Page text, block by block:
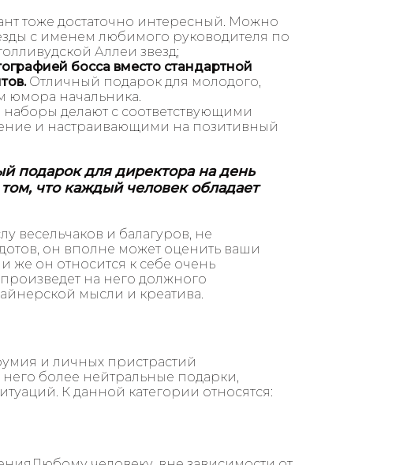
тоже достаточно интересный. Можно
с именем любимого руководителя по
Аллеи звезд;
босса вместо стандартной
Отличный подарок для молодого,
юмора начальника.
наборы делают с соответствующими
и настраивающими на позитивный
подарок для директора на день
что каждый человек обладает
весельчаков и балагуров, не
он вполне может оценить ваши
же он относится к себе очень
на него должного
мысли и креатива.
и личных пристрастий
более нейтральные подарки,
К данной категории относятся: